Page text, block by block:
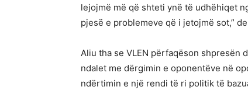
lejojmë më që shteti ynë të udhëhiqet
pjesë e problemeve që i jetojmë sot,”
Aliu tha se VLEN përfaqëson shpresën
ndalet me dërgimin e oponentëve në
ndërtimin e një rendi të ri politik të